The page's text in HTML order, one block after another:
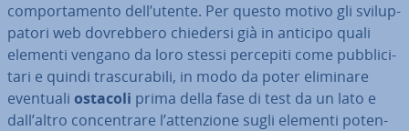
com­por­ta­men­to dell’utente. Per questo motivo gli svi­lup­
pa­to­ri web do­vreb­be­ro chiedersi già in anticipo quali
elementi vengano da loro stessi percepiti come pub­bli­ci­
ta­ri e quindi tra­scu­ra­bi­li, in modo da poter eliminare
eventuali ostacoli prima della fase di test da un lato e
dall’altro con­cen­tra­re l’at­ten­zio­ne sugli elementi po­ten­